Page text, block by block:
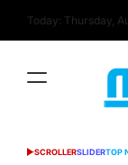
Today: Thursday,
POSTED
SCROLLERSLIDERTOP